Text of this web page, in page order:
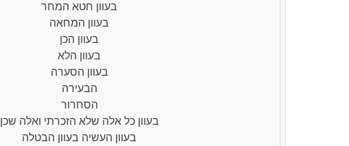
בעוון חטא המחר
בעוון המחאה
בעוון הכן
בעוון הלא
בעוון הסערה
הבעירה
הסחרור
בעוון כל אלה שלא הזכרתי ואלה שכן
בעוון העשיה בעוון הבטלה